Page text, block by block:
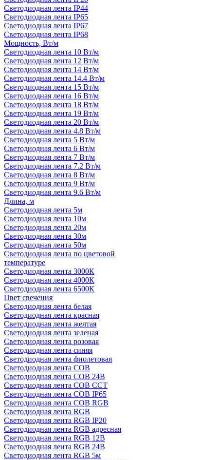
Светодиодная лента IP44
Светодиодная лента IP65
Светодиодная лента IP67
Светодиодная лента IP68
Мощность, Вт/м
Светодиодная лента 10 Вт/м
Светодиодная лента 12 Вт/м
Светодиодная лента 14 Вт/м
Светодиодная лента 14.4 Вт/м
Светодиодная лента 15 Вт/м
Светодиодная лента 16 Вт/м
Светодиодная лента 18 Вт/м
Светодиодная лента 19 Вт/м
Светодиодная лента 20 Вт/м
Светодиодная лента 4.8 Вт/м
Светодиодная лента 5 Вт/м
Светодиодная лента 6 Вт/м
Светодиодная лента 7 Вт/м
Светодиодная лента 7.2 Вт/м
Светодиодная лента 8 Вт/м
Светодиодная лента 9 Вт/м
Светодиодная лента 9.6 Вт/м
Длина, м
Светодиодная лента 5м
Светодиодная лента 10м
Светодиодная лента 20м
Светодиодная лента 30м
Светодиодная лента 50м
Светодиодная лента по цветовой
температуре
Светодиодная лента 3000К
Светодиодная лента 4000К
Светодиодная лента 6500К
Цвет свечения
Светодиодная лента белая
Светодиодная лента красная
Светодиодная лента желтая
Светодиодная лента зеленая
Светодиодная лента розовая
Светодиодная лента синяя
Светодиодная лента фиолетовая
Светодиодная лента COB
Светодиодная лента COB 24В
Светодиодная лента COB CCT
Светодиодная лента COB IP65
Светодиодная лента COB RGB
Светодиодная лента RGB
Светодиодная лента RGB IP20
Светодиодная лента RGB адресная
Светодиодная лента RGB 12В
Светодиодная лента RGB 24В
Светодиодная лента RGB 5м